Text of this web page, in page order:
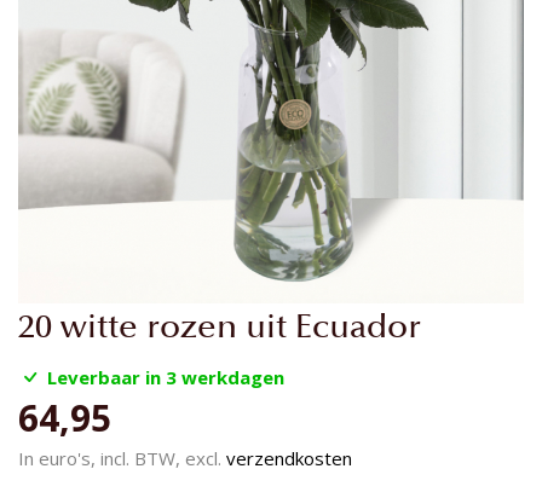
20 witte rozen uit Ecuador
Leverbaar in 3 werkdagen
64,95
In euro's, incl. BTW, excl. verzendkosten
Ga
naar
het
van
de
afbeeldingen-